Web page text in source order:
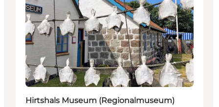
Hirtshals Museum (Regionalmuseum)